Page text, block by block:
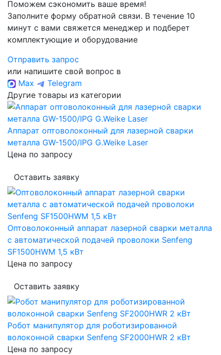
Поможем сэкономить ваше время!
Заполните форму обратной связи. В течение 10
минут с вами свяжется менеджер и подберет
комплектующие и оборудование
Отправить запрос
или напишите свой вопрос в
Max
Telegram
Другие товары из категории
Аппарат оптоволоконный для лазерной сварки
металла GW-1500/IPG G.Weike Laser
Цена по запросу
Оставить заявку
Оптоволоконный аппарат лазерной сварки металла
с автоматической подачей проволоки Senfeng
SF1500HWM 1,5 кВт
Цена по запросу
Оставить заявку
Робот манипулятор для роботизированной
волоконной сварки Senfeng SF2000HWR 2 кВт
Цена по запросу